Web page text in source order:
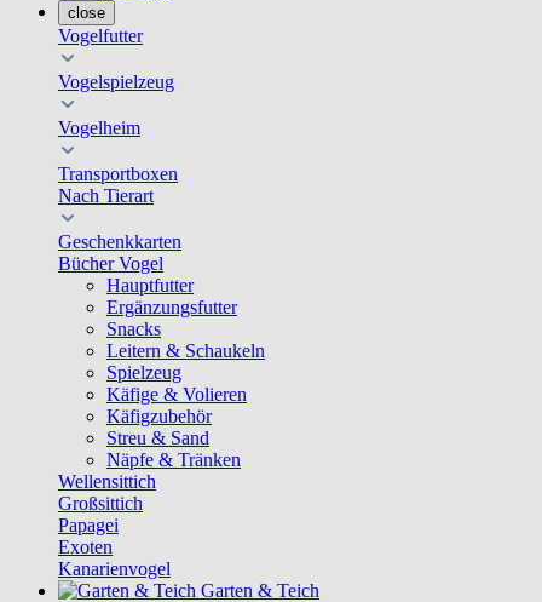
close
Vogelfutter
Vogelspielzeug
Vogelheim
Transportboxen
Nach Tierart
Geschenkkarten
Bücher Vogel
Hauptfutter
Ergänzungsfutter
Snacks
Leitern & Schaukeln
Spielzeug
Käfige & Volieren
Käfigzubehör
Streu & Sand
Näpfe & Tränken
Wellensittich
Großsittich
Papagei
Exoten
Kanarienvogel
Garten & Teich